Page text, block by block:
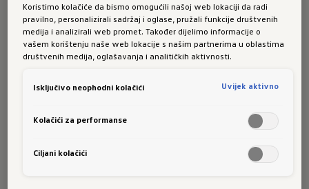
Android Auto i
Apple CarPlay u
novom modelu T-
Roc
Koristimo kolačiće da bismo omogućili našoj web lokaciji da radi
pravilno, personalizirali sadržaj i oglase, pružali funkcije društvenih
medija i analizirali web promet. Također dijelimo informacije o
vašem korištenju naše web lokacije s našim partnerima u oblastima
društvenih medija, oglašavanja i analitičkih aktivnosti.
Isključivo neophodni kolačići Uvijek aktivno
Kolačići za performanse
Ciljani kolačići